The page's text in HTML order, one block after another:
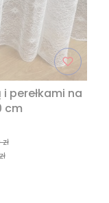
perełkami na
cm